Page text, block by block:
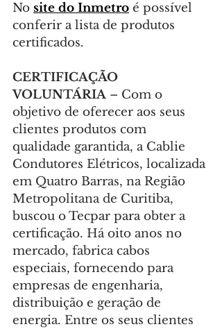
No site do Inmetro é possível
conferir a lista de produtos
certificados.
CERTIFICAÇÃO
VOLUNTÁRIA – Com o
objetivo de oferecer aos seus
clientes produtos com
qualidade garantida, a Cablie
Condutores Elétricos, localizada
em Quatro Barras, na Região
Metropolitana de Curitiba,
buscou o Tecpar para obter a
certificação. Há oito anos no
mercado, fabrica cabos
especiais, fornecendo para
empresas de engenharia,
distribuição e geração de
energia. Entre os seus clientes